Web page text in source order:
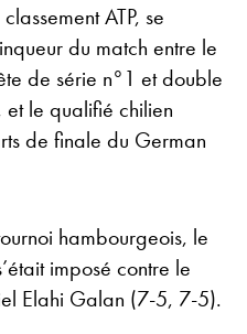
ATP, se
du match entre le
de série n°1 et double
le qualifié chilien
de finale du German
hambourgeois, le
imposé contre le
Elahi Galan (7-5, 7-5).